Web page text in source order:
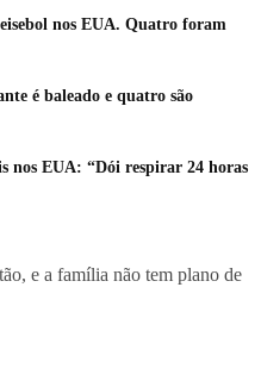
nos EUA. Quatro foram
é baleado e quatro são
nos EUA: “Dói respirar 24 horas
e a família não tem plano de